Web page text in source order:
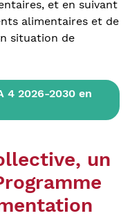
et en suivant
alimentaires et de
situation de
4 2026-2030 en
un